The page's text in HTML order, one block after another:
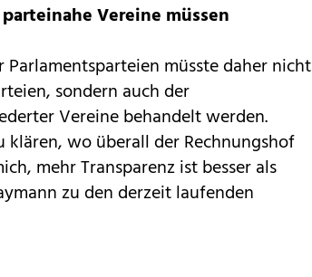
Vereine müssen
müsste daher nicht
sondern auch der
Vereine behandelt werden.
klären, wo überall der Rechnungshof
mehr Transparenz ist besser als
zu den derzeit laufenden